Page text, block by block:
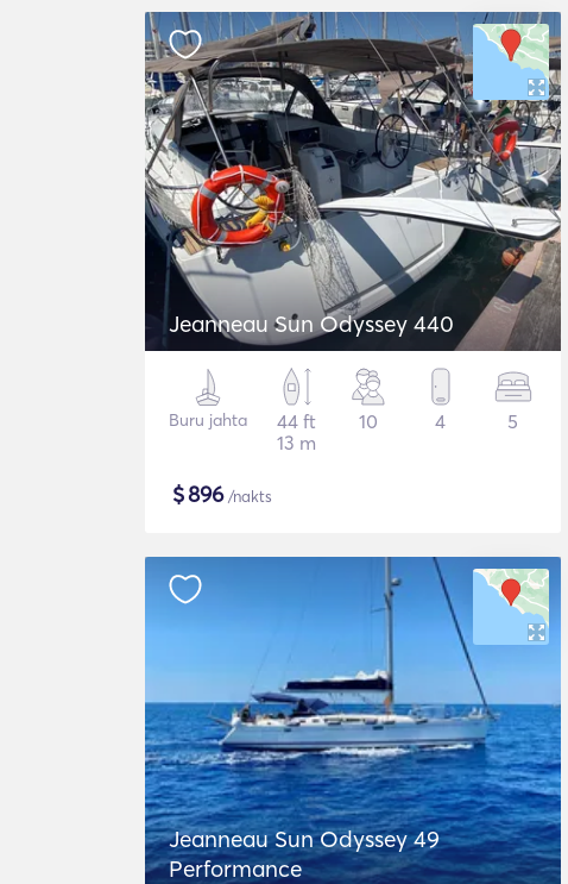
Jeanneau Sun Odyssey 440
Buru jahta
44 ft
13 m
10 4 5
$896/nakts
Jeanneau Sun Odyssey 49
Performance